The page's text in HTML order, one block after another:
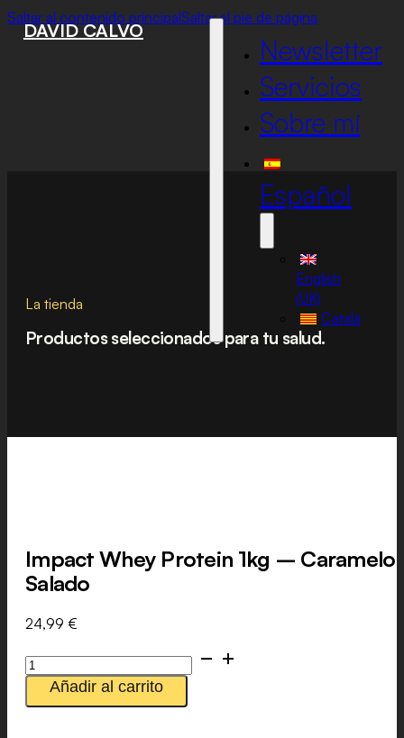
Saltar al contenido principalSaltar al pie de página
DAVID CALVO
Newsletter
Servicios
Sobre mí
Español
English
(UK)
Català
La tienda
Productos seleccionados para tu salud.
Impact Whey Protein 1kg – Caramelo
Salado
24,99 €
Impact
Whey
Protein
Añadir al carrito